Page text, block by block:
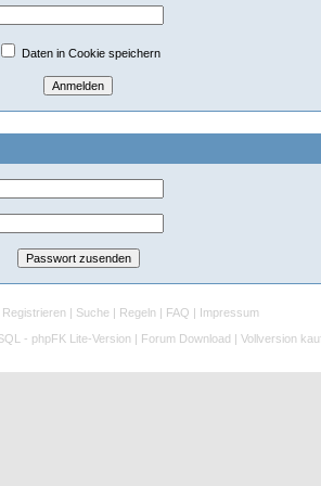
Daten in Cookie speichern
Registrieren Suche Regeln FAQ
Impressum
- phpFK Lite-Version Forum Download Vollversion